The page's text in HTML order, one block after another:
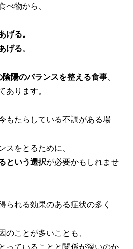
べ物から、
げる。
げる。
陰陽のバランスを整える食事、
あります。
もたらしている不調がある場
スをとるために、
という選択が必要かもしれませ
られる効果のある症状の多く
ことが多いことも、